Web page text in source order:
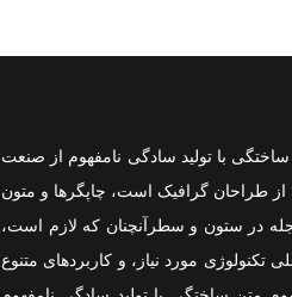
با تولید سادگی نامفهوم از صنعت
از طراحان گرافیک است، چاپگرها و متون
در ستون و سطرآنچنان که لازم است،
تکنولوژی مورد نیاز، و کاربردهای متنوع